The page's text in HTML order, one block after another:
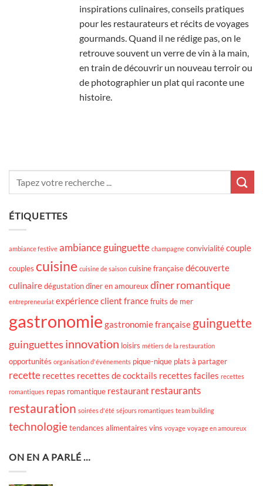
inspirations culinaires, conseils pratiques
pour les restaurateurs et récits de voyages
gourmands. Quand il ne rédige pas, on le
retrouve souvent un verre de vin à la main,
en train de découvrir un nouveau terroir ou
de photographier un plat qui raconte une
histoire.
ÉTIQUETTES
ambiance festive ambiance guinguette champagne convivialitécouple
couples cuisine cuisine de saison cuisine françaisedécouverte
culinairedégustationdîner en amoureux dîner romantique
entrepreneuriat expérience client francefruits de mer
gastronomie gastronomie française guinguette
guinguettes innovation loisirs métiers de la restauration
opportunités organisation d'événements pique-nique plats à partager
recette recettes recettes de cocktails recettes faciles recettes
romantiques repas romantique restaurant restaurants
restauration soirées d'été séjours romantiques team building
technologietendances alimentaires vins voyage voyage en amoureux
ON EN A PARLÉ …